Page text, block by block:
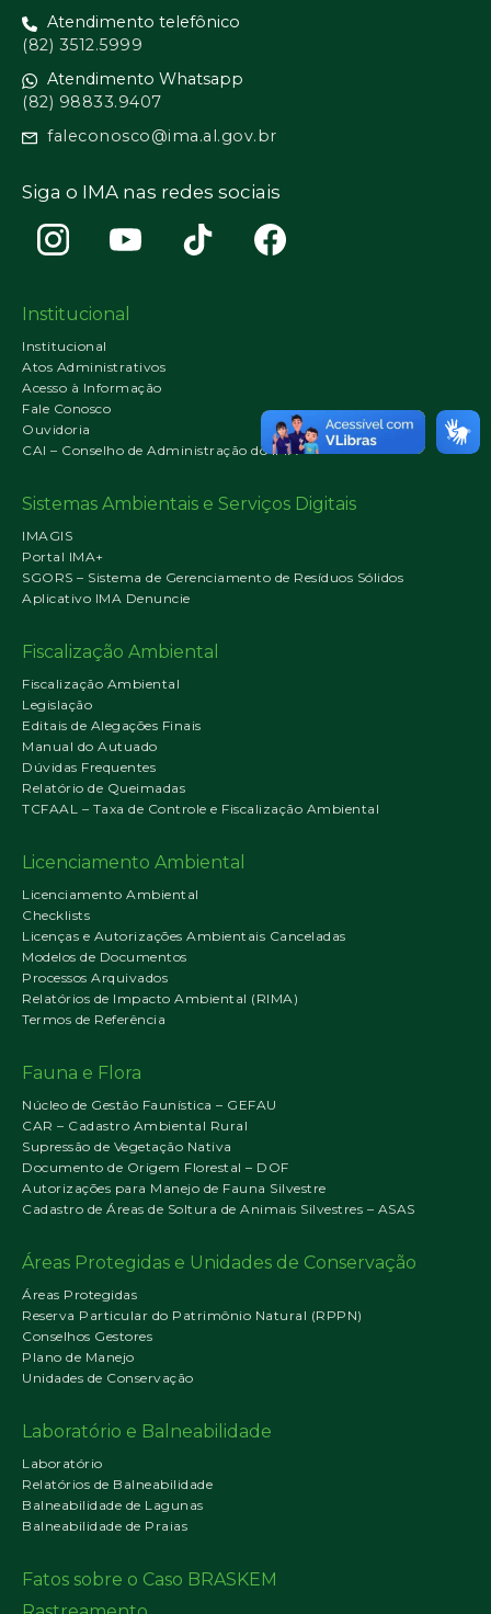
Atendimento telefônico
(82) 3512.5999
Atendimento Whatsapp
(82) 98833.9407
faleconosco@ima.al.gov.br
Siga o IMA nas redes sociais
Institucional
Institucional
Atos Administrativos
Acesso à Informação
Fale Conosco
Ouvidoria
CAI – Conselho de Administração do IMA
Sistemas Ambientais e Serviços Digitais
IMAGIS
Portal IMA+
SGORS – Sistema de Gerenciamento de Resíduos Sólidos
Aplicativo IMA Denuncie
Fiscalização Ambiental
Fiscalização Ambiental
Legislação
Editais de Alegações Finais
Manual do Autuado
Dúvidas Frequentes
Relatório de Queimadas
TCFAAL – Taxa de Controle e Fiscalização Ambiental
Licenciamento Ambiental
Licenciamento Ambiental
Checklists
Licenças e Autorizações Ambientais Canceladas
Modelos de Documentos
Processos Arquivados
Relatórios de Impacto Ambiental (RIMA)
Termos de Referência
Fauna e Flora
Núcleo de Gestão Faunística – GEFAU
CAR – Cadastro Ambiental Rural
Supressão de Vegetação Nativa
Documento de Origem Florestal – DOF
Autorizações para Manejo de Fauna Silvestre
Cadastro de Áreas de Soltura de Animais Silvestres – ASAS
Áreas Protegidas e Unidades de Conservação
Áreas Protegidas
Reserva Particular do Patrimônio Natural (RPPN)
Conselhos Gestores
Plano de Manejo
Unidades de Conservação
Laboratório e Balneabilidade
Laboratório
Relatórios de Balneabilidade
Balneabilidade de Lagunas
Balneabilidade de Praias
Fatos sobre o Caso BRASKEM